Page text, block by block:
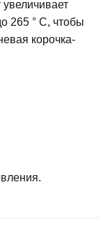
265 ° C, чтобы
корочка-